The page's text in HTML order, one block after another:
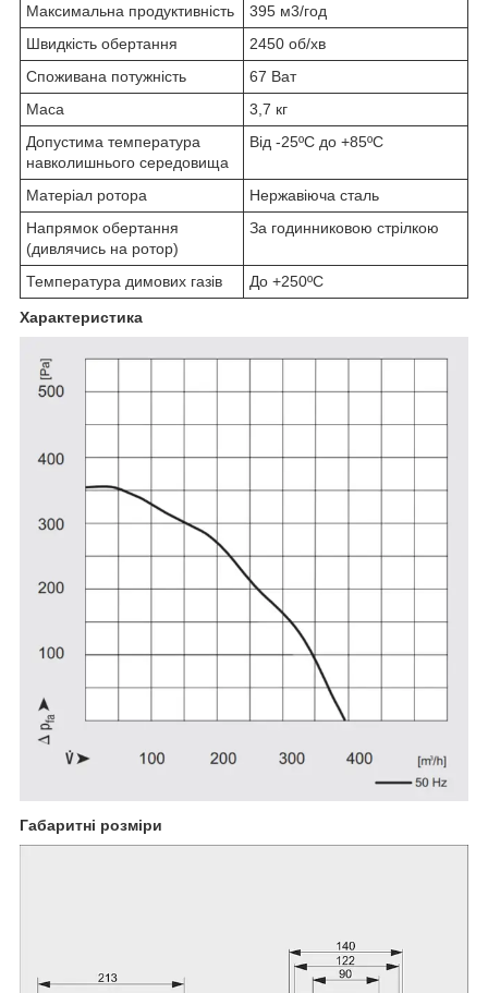
Максимальна продуктивність
395 м3/год
Швидкість обертання
2450 об/хв
Споживана потужність
67 Ват
Маса
3,7 кг
Допустима температура
навколишнього середовища
Від -25ºC до +85ºC
Матеріал ротора
Нержавіюча сталь
Напрямок обертання
(дивлячись на ротор)
За годинниковою стрілкою
Температура димових газів До +250ºC
Характеристика
Габаритні розміри